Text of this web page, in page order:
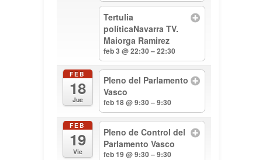
Tertulia
políticaNavarra TV.
Maiorga Ramirez
feb 3 @ 22:30 – 22:30
FEB
18
Jue
Pleno del Parlamento
Vasco
feb 18 @ 9:30 – 9:30
FEB
19
Vie
Pleno de Control del
Parlamento Vasco
feb 19 @ 9:30 – 9:30